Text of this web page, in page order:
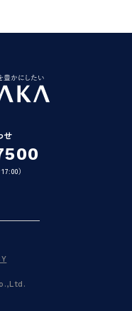
せ
）